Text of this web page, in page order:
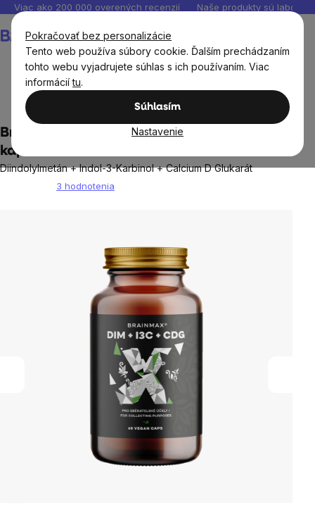
Pokračovať bez personalizácie
Tento web používa súbory cookie. Ďalším prechádzaním
tohto webu vyjadrujete súhlas s ich používaním. Viac
informáciítu.
Súhlasím
Nastavenie
Prejsť
obsah
Viac ako 200 000 overených recenzií Naše produkty sú
košík
BrainMax DIM + I3C + CDG, 60 rastlinných
kapsúl
Diindolylmetán + Indol-3-Karbinol + Calcium D Glukarát
3 hodnotenia